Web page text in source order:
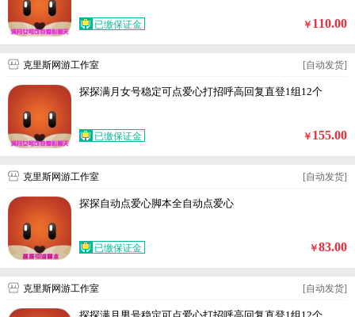
已缴保证金 ￥ 110.00
克里斯网游工作室 [自动发货]
探探满月女号稳定可点爱心打招呼高回复直登1组12个
已缴保证金 ￥ 155.00
克里斯网游工作室 [自动发货]
探探自动点爱心脚本全自动点爱心
已缴保证金 ￥83.00
克里斯网游工作室 [自动发货]